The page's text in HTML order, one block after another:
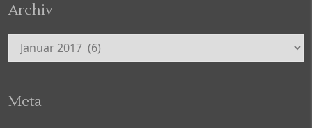
Archiv
Archiv
Meta